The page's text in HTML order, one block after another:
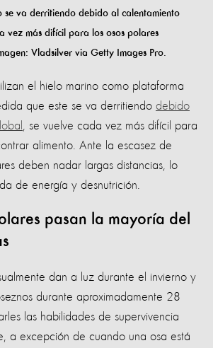
se va derritiendo debido al calentamiento
vez más difícil para los osos polares
Vladsilver via Getty Images Pro.
el hielo marino como plataforma
que este se va derritiendo debido
, se vuelve cada vez más difícil para
alimento. Ante la escasez de
deben nadar largas distancias, lo
de energía y desnutrición.
pasan la mayoría del
dan a luz durante el invierno y
durante aproximadamente 28
las habilidades de supervivencia
a excepción de cuando una osa está